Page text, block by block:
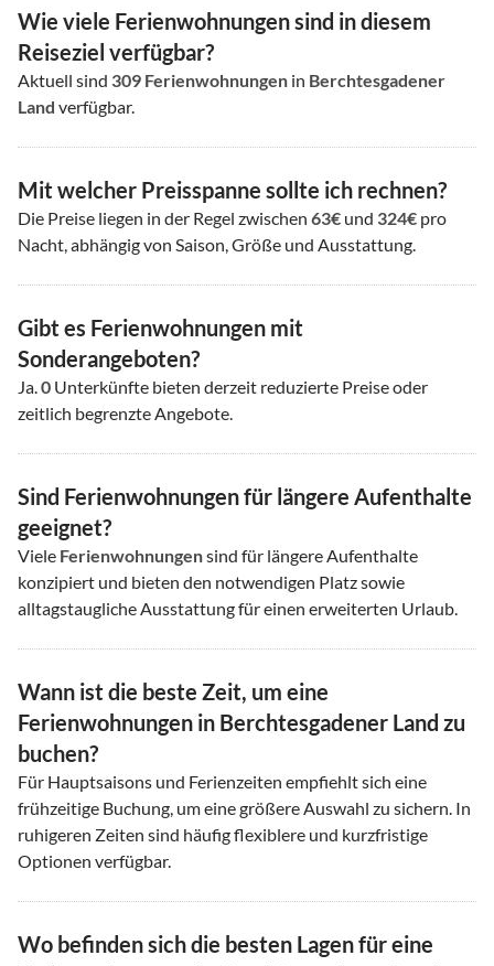
Wie viele Ferienwohnungen sind in diesem
Reiseziel verfügbar?
Aktuell sind 309 Ferienwohnungen in Berchtesgadener
Land verfügbar.
Mit welcher Preisspanne sollte ich rechnen?
Die Preise liegen in der Regel zwischen 63€ und 324€ pro
Nacht, abhängig von Saison, Größe und Ausstattung.
Gibt es Ferienwohnungen mit
Sonderangeboten?
Ja.0 Unterkünfte bieten derzeit reduzierte Preise oder
zeitlich begrenzte Angebote.
Sind Ferienwohnungen für längere Aufenthalte
geeignet?
Viele Ferienwohnungensind für längere Aufenthalte
konzipiert und bieten den notwendigen Platz sowie
alltagstaugliche Ausstattung für einen erweiterten Urlaub.
Wann ist die beste Zeit, um eine
Ferienwohnungen in Berchtesgadener Land zu
buchen?
Für Hauptsaisons und Ferienzeiten empfiehlt sich eine
frühzeitige Buchung, um eine größere Auswahl zu sichern. In
ruhigeren Zeiten sind häufig flexiblere und kurzfristige
Optionen verfügbar.
Wo befinden sich die besten Lagen für eine